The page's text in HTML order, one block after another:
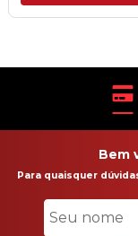
Bem
Para quaisquer